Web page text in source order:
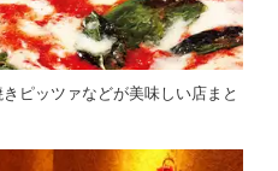
ピッツァなどが美味しい店まと